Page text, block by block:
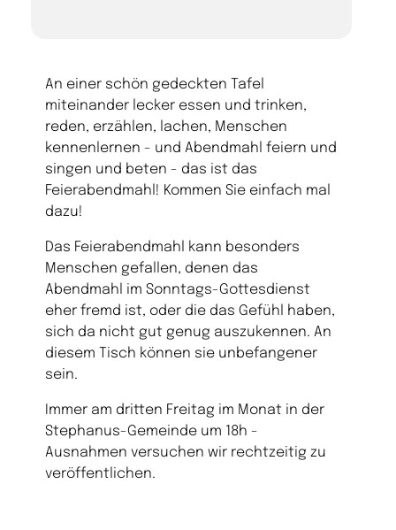
An einer schön gedeckten Tafel
miteinander lecker essen und trinken,
reden, erzählen, lachen, Menschen
kennenlernen - und Abendmahl feiern und
singen und beten - das ist das
Feierabendmahl! Kommen Sie einfach mal
dazu!
Das Feierabendmahl kann besonders
Menschen gefallen, denen das
Abendmahl im Sonntags-Gottesdienst
eher fremd ist, oder die das Gefühl haben,
sich da nicht gut genug auszukennen. An
diesem Tisch können sie unbefangener
sein.
Immer am dritten Freitag im Monat in der
Stephanus-Gemeinde um 18h -
Ausnahmen versuchen wir rechtzeitig zu
veröffentlichen.